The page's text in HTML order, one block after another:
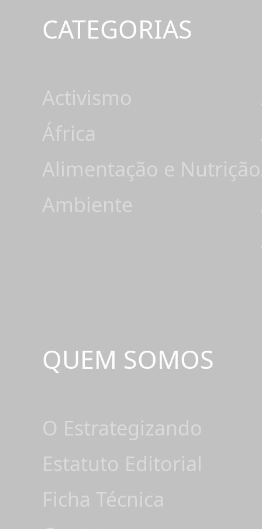
CATEGORIAS
Activismo
África
Alimentação e Nutrição
Ambiente
QUEM SOMOS
O Estrategizando
Estatuto Editorial
Ficha Técnica